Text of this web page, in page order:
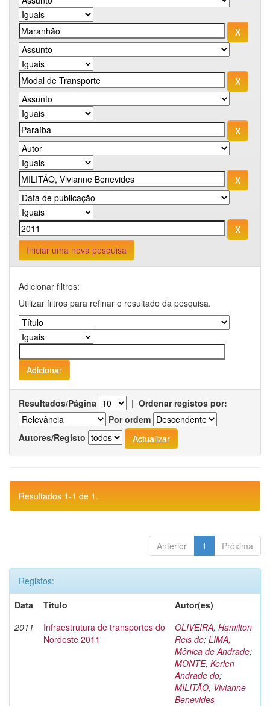
Iniciar uma nova pesquisa
Adicionar filtros:
Utilizar filtros para refinar o resultado da pesquisa.
Resultados/Página | Ordenar registos por:
Por ordem
Autores/Registo
Resultados 1-1 de 1.
Anterior 1 Próxima
Registos:
Data
Título
Autor(es)
2011
Infraestrutura de transportes do
Nordeste 2011
OLIVEIRA, Hamilton
Reis de; LIMA,
Mônica de Andrade;
MONTE, Kerlen
Andrade do;
MILITÃO, Vivianne
Benevides